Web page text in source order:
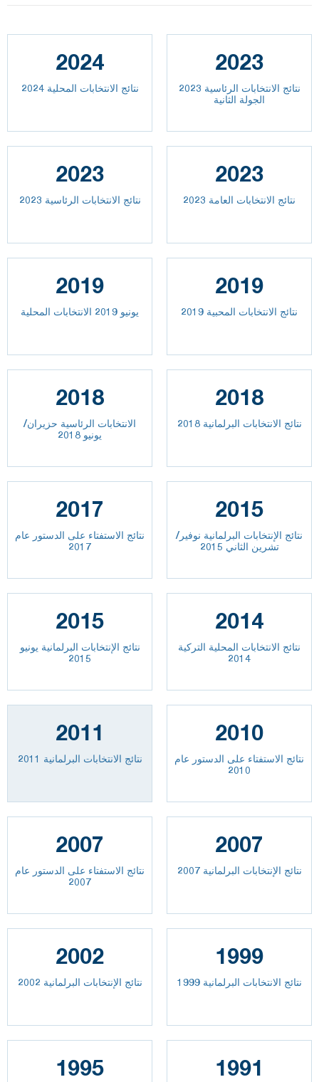
2024
نتائج الانتخابات المحلية 2024
2023
نتائج الانتخابات الرئاسية 2023
الجولة الثانية
2023
نتائج الانتخابات الرئاسية 2023
2023
2023 نتائج الانتخابات العامة
2019
يونيو 2019 الانتخابات المحلية
2019
نتائج الانتخابات المحبية 2019
2018
الانتخابات الرئاسية حزيران/
يونيو 2018
2018
نتائج الانتخابات البرلمانية 2018
2017
نتائج الاستفتاء على الدستور عام
2017
2015
نتائج الإنتخابات البرلمانية نوفير/
تشرين الثاني 2015
2015
نتائج الإنتخابات البرلمانية يونيو
2015
2014
نتائج الانتخابات المحلية التركية
2014
2011
نتائج الانتخابات البرلمانية 2011
2010
نتائج الاستفتاء على الدستور عام
2010
2007
نتائج الاستفتاء على الدستور عام
2007
2007
نتائج الإنتخابات البرلمانية 2007
2002
نتائج الإنتخابات البرلمانية 2002
1999
نتائج الانتخابات البرلمانية 1999
1995 1991